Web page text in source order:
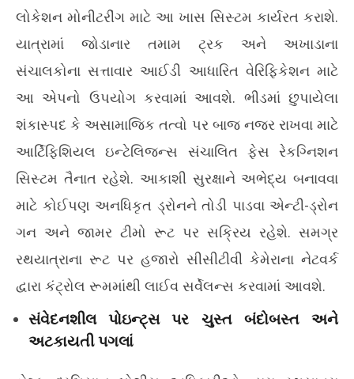
લોકેશન મોનીટરીંગ માટે આ ખાસ સિસ્ટમ કાર્યરત કરાશે.
યાત્રામાં જોડાનાર તમામ ટ્રક અને અખાડાના
સંચાલકોના સત્તાવાર આઈડી આધારિત વેરિફિકેશન માટે
આ એપનો ઉપયોગ કરવામાં આવશે. ભીડમાં છુપાયેલા
શંકાસ્પદ કે અસામાજિક તત્વો પર બાજ નજર રાખવા માટે
આર્ટિફિશિયલ ઇન્ટેલિજન્સ સંચાલિત ફેસ રેકગ્નિશન
સિસ્ટમ તૈનાત રહેશે. આકાશી સુરક્ષાને અભેદ્ય બનાવવા
માટે કોઈપણ અનધિકૃત ડ્રોનને તોડી પાડવા એન્ટી-ડ્રોન
ગન અને જામર ટીમો રૂટ પર સક્રિય રહેશે. સમગ્ર
રથયાત્રાના રૂટ પર હજારો સીસીટીવી કેમેરાના નેટવર્ક
દ્વારા કંટ્રોલ રૂમમાંથી લાઈવ સર્વેલન્સ કરવામાં આવશે.
સંવેદનશીલ પોઇન્ટ્સ પર ચુસ્ત બંદોબસ્ત અને
અટકાયતી પગલાં